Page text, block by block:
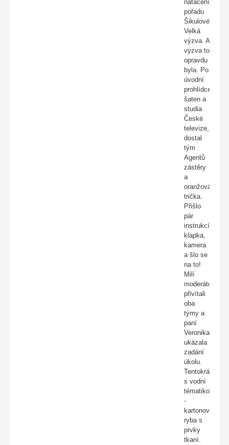
natáčení
pořadu
Šikulové-
Velká
výzva. A
výzva to
opravdu
byla. Po
úvodní
prohlídce
šaten a
studia
České
televize,
dostal
tým
Agentů
zástěry
a
oranžová
trička.
Přišlo
pár
instrukcí,
klapka,
kamera
a šlo se
na to!
Milí
moderátoři
přivítali
oba
týmy a
paní
Veronika,
ukázala
zadání
úkolu.
Tentokrát
s vodní
tématikou
-
kartonová
ryba s
prvky
tkaní.